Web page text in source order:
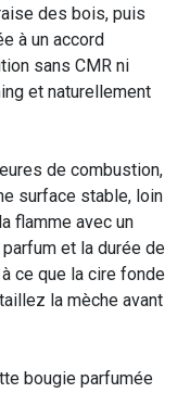
des bois, puis
à un accord
sans CMR ni
et naturellement
de combustion,
surface stable, loin
flamme avec un
et la durée de
ce que la cire fonde
la mèche avant
bougie parfumée